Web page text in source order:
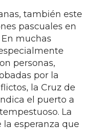
también este
pascuales en
muchas
personas,
por la
la Cruz de
el puerto a
La
la esperanza que